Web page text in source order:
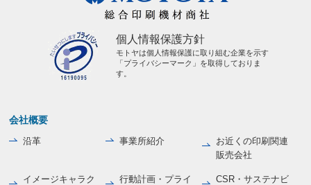
個人情報保護方針
モトヤは個人情報保護に取り組む企業を示す
「プライバシーマーク」を取得しておりま
す。
会社概要
沿革 事業所紹介
お近くの印刷関連
販売会社
イメージキャラク
行動計画・プライ
CSR・サステナビ